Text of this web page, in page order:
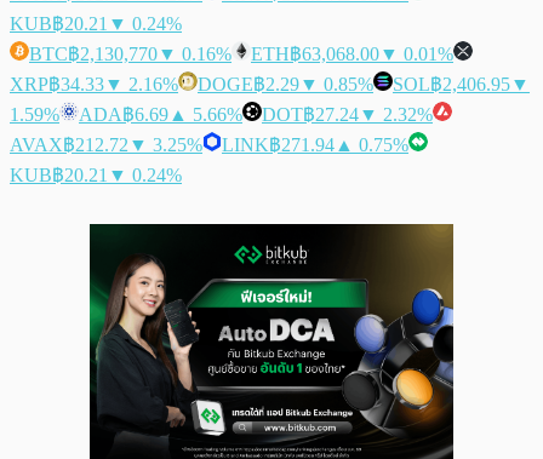
KUB฿20.21 ▼ 0.24%
BTC฿2,130,770▼ 0.16% ETH฿63,068.00▼ 0.01%
XRP฿34.33▼ 2.16% DOGE฿2.29▼ 0.85% SOL฿2,406.95▼
1.59%
ADA฿6.69 ▲ 5.66% DOT฿27.24▼ 2.32%
AVAX฿212.72 ▼ 3.25% LINK฿271.94 ▲ 0.75%
KUB฿20.21 ▼ 0.24%